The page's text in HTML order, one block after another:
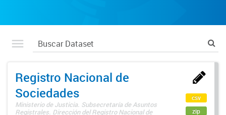
Registro Nacional de
Sociedades
Ministerio de Justicia. Subsecretaría de Asuntos
Registrales. Dirección del Registro Nacional de
csv
zip